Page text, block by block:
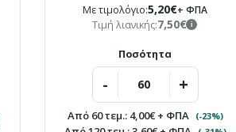
Με τιμολόγιο:5,20€+ ΦΠΑ
Τιμή λιανικής:7,50€ i
Ποσότητα
- +
Από 60 τεμ.: 4,00€+ ΦΠΑ (-23%)